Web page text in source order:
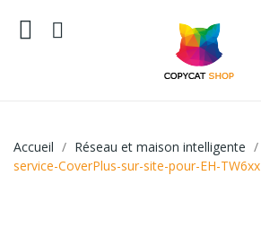
Accueil Réseau et maison intelligente
service-CoverPlus-sur-site-pour-EH-TW6xx